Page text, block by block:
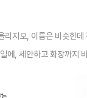
리지오, 이름은 비슷한
에, 세안하고 화장까지